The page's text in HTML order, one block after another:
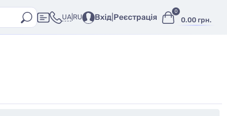
UA RU Вхід Реєстрація 0.00 грн.
0